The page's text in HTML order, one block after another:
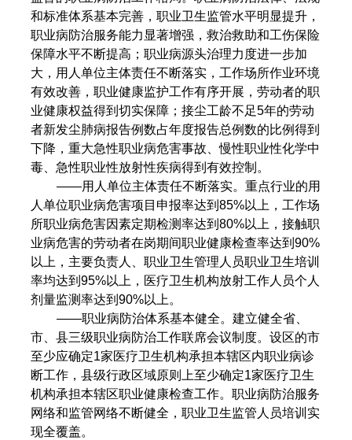
和标准体系基本完善，职业卫生监管水平明显提升，
职业病防治服务能力显著增强，救治救助和工伤保险
保障水平不断提高；职业病源头治理力度进一步加
大，用人单位主体责任不断落实，工作场所作业环境
有效改善，职业健康监护工作有序开展，劳动者的职
业健康权益得到切实保障；接尘工龄不足5年的劳动
者新发尘肺病报告例数占年度报告总例数的比例得到
下降，重大急性职业病危害事故、慢性职业性化学中
毒、急性职业性放射性疾病得到有效控制。
——用人单位主体责任不断落实。重点行业的用
人单位职业病危害项目申报率达到85%以上，工作场
所职业病危害因素定期检测率达到80%以上，接触职
业病危害的劳动者在岗期间职业健康检查率达到90%
以上，主要负责人、职业卫生管理人员职业卫生培训
率均达到95%以上，医疗卫生机构放射工作人员个人
剂量监测率达到90%以上。
——职业病防治体系基本健全。建立健全省、
市、县三级职业病防治工作联席会议制度。设区的市
至少应确定1家医疗卫生机构承担本辖区内职业病诊
断工作，县级行政区域原则上至少确定1家医疗卫生
机构承担本辖区职业健康检查工作。职业病防治服务
网络和监管网络不断健全，职业卫生监管人员培训实
现全覆盖。